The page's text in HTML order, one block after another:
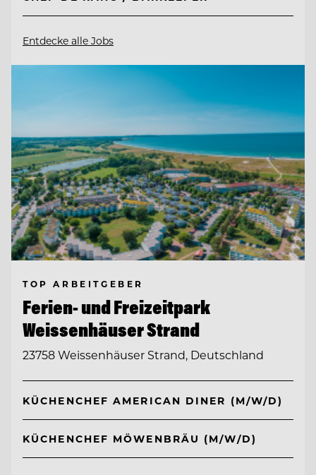
Entdecke alle Jobs
TOP ARBEITGEBER
Ferien- und Freizeitpark
Weissenhäuser Strand
23758 Weissenhäuser Strand, Deutschland
KÜCHENCHEF AMERICAN DINER (M/W/D)
KÜCHENCHEF MÖWENBRÄU (M/W/D)